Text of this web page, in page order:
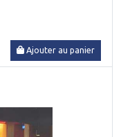
Ajouter au panier